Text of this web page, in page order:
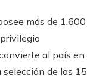
más de 1.600
al país en
de las 15